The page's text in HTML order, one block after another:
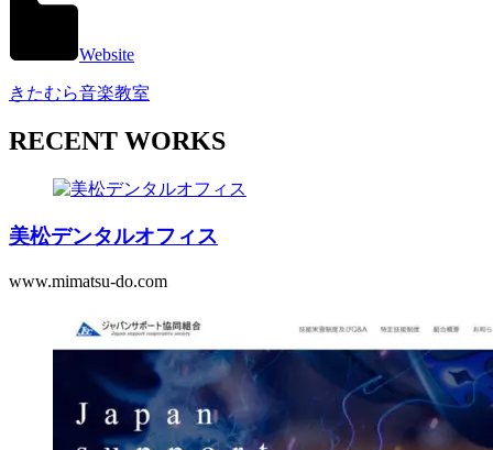
Website
きたむら音楽教室
RECENT WORKS
WordPress
美松デンタルオフィス
www.mimatsu-do.com